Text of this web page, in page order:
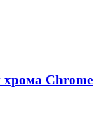
хрома Chrome